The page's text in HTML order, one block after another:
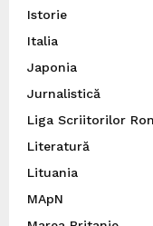
Istorie
Italia
Japonia
Jurnalistică
Liga Scriitorilor
Literatură
Lituania
MApN